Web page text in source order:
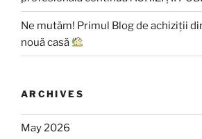
Ne mutăm! Primul Blog de achiziții
nouă casă
ARCHIVES
May 2026